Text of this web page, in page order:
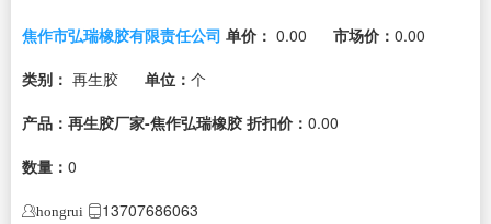
焦作市弘瑞橡胶有限责任公司 单价： 0.00 市场价： 0.00
类别： 再生胶 单位： 个
产品：再生胶厂家-焦作弘瑞橡胶 折扣价： 0.00
数量： 0
hongrui 13707686063